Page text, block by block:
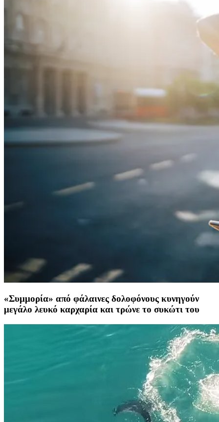
«Συμμορία» από φάλαινες δολοφόνους κυνηγούν
μεγάλο λευκό καρχαρία και τρώνε το συκώτι του